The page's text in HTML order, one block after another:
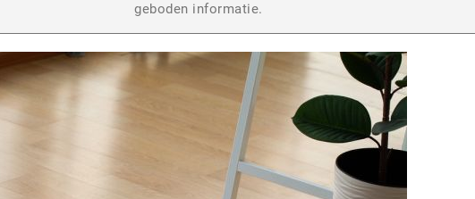
geboden informatie.